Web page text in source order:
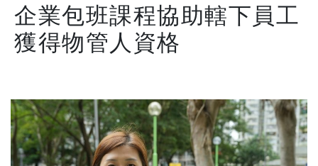
企業包班課程協助轄下員工
獲得物管人資格